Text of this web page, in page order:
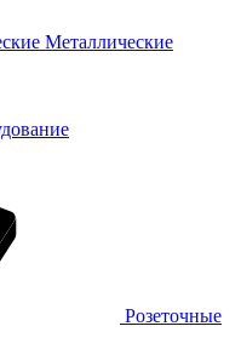
Металлические
Розеточные